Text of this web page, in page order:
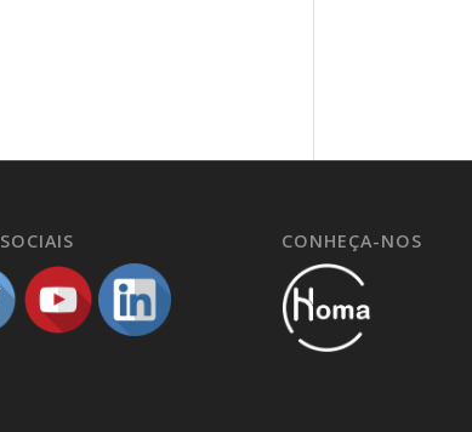
CONHEÇA-NOS